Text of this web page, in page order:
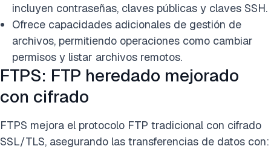
incluyen contraseñas, claves públicas y claves SSH.
Ofrece capacidades adicionales de gestión de
archivos, permitiendo operaciones como cambiar
permisos y listar archivos remotos.
FTPS: FTP heredado mejorado
con cifrado
FTPS mejora el protocolo FTP tradicional con cifrado
SSL/TLS, asegurando las transferencias de datos con: